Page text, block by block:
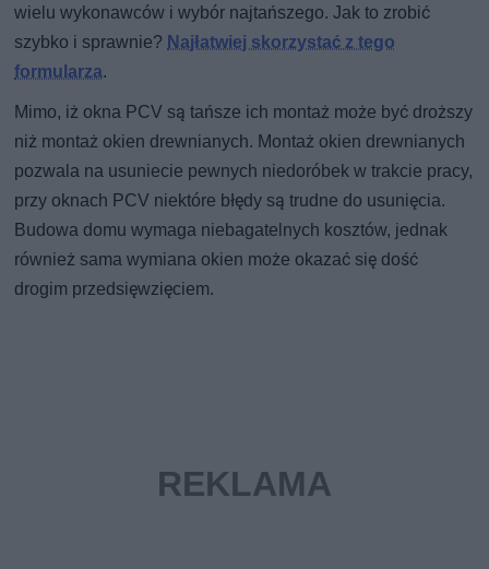
wielu wykonawców i wybór najtańszego. Jak to zrobić
szybko i sprawnie? Najłatwiej skorzystać z tego
formularza.
Mimo, iż okna PCV są tańsze ich montaż może być droższy
niż montaż okien drewnianych. Montaż okien drewnianych
pozwala na usuniecie pewnych niedoróbek w trakcie pracy,
przy oknach PCV niektóre błędy są trudne do usunięcia.
Budowa domu wymaga niebagatelnych kosztów, jednak
również sama wymiana okien może okazać się dość
drogim przedsięwzięciem.